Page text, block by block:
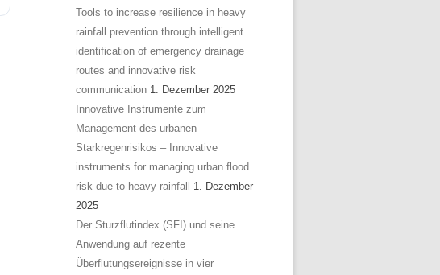
Tools to increase resilience in heavy
rainfall prevention through intelligent
identification of emergency drainage
routes and innovative risk
communication 1. Dezember 2025
Innovative Instrumente zum
Management des urbanen
Starkregenrisikos – Innovative
instruments for managing urban flood
risk due to heavy rainfall
1. Dezember
2025
Der Sturzflutindex (SFI) und seine
Anwendung auf rezente
Überflutungsereignisse in vier